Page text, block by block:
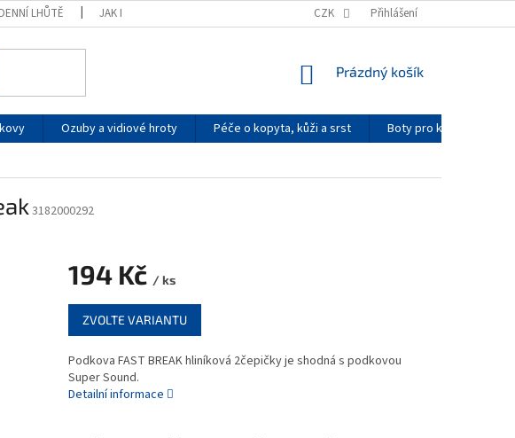
LHŮTĚ JAK NAKUPOVAT PODMÍNKY OCHRANY OSOBNÍCH ÚDAJŮ
CZK Přihlášení
NÁKUPNÍ
Prázdný košík
Ozuby a vidiové hroty Péče o kopyta, kůži a srst Boty pro koně
3182000292
194 Kč / ks
Měrná
cena:
ZVOLTE VARIANTU
Podkova FAST BREAK hliníková 2čepičky je shodná s podkovou
Super Sound.
Detailní informace